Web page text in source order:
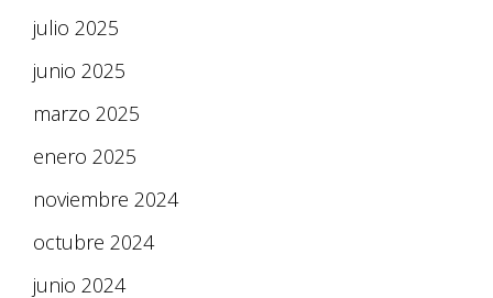
julio 2025
junio 2025
marzo 2025
enero 2025
noviembre 2024
octubre 2024
junio 2024